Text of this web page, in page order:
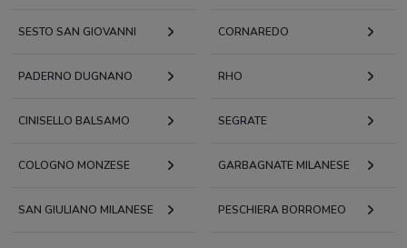
SESTO SAN GIOVANNI CORNAREDO
PADERNO DUGNANO RHO
CINISELLO BALSAMO SEGRATE
COLOGNO MONZESE GARBAGNATE MILANESE
SAN GIULIANO MILANESE PESCHIERA BORROMEO